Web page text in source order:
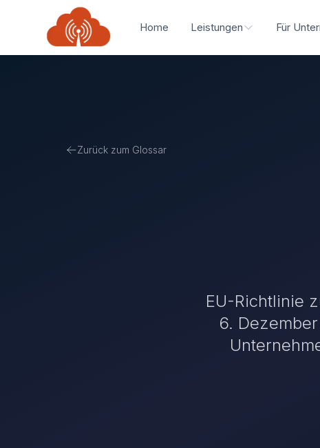
Home Leistungen Für
Zurück zum Glossar
EU-Richtlinie
6.